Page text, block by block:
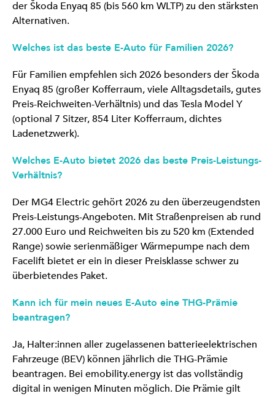
der Škoda Enyaq 85 (bis 560 km WLTP) zu den stärksten
Alternativen.
Welches ist das beste E-Auto für Familien 2026?
Für Familien empfehlen sich 2026 besonders der Škoda
Enyaq 85 (großer Kofferraum, viele Alltagsdetails, gutes
Preis-Reichweiten-Verhältnis) und das Tesla Model Y
(optional 7 Sitzer, 854 Liter Kofferraum, dichtes
Ladenetzwerk).
Welches E-Auto bietet 2026 das beste Preis-Leistungs-
Verhältnis?
Der MG4 Electric gehört 2026 zu den überzeugendsten
Preis-Leistungs-Angeboten. Mit Straßenpreisen ab rund
27.000 Euro und Reichweiten bis zu 520 km (Extended
Range) sowie serienmäßiger Wärmepumpe nach dem
Facelift bietet er ein in dieser Preisklasse schwer zu
überbietendes Paket.
Kann ich für mein neues E-Auto eine THG-Prämie
beantragen?
Ja, Halter:innen aller zugelassenen batterieelektrischen
Fahrzeuge (BEV) können jährlich die THG-Prämie
beantragen. Bei emobility.energy ist das vollständig
digital in wenigen Minuten möglich. Die Prämie gilt